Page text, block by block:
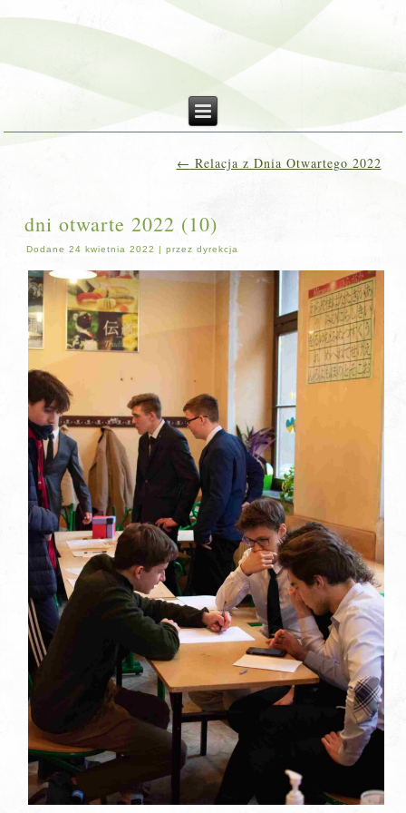
← Relacja z Dnia Otwartego 2022
dni otwarte 2022 (10)
Dodane 24 kwietnia 2022 |przez dyrekcja